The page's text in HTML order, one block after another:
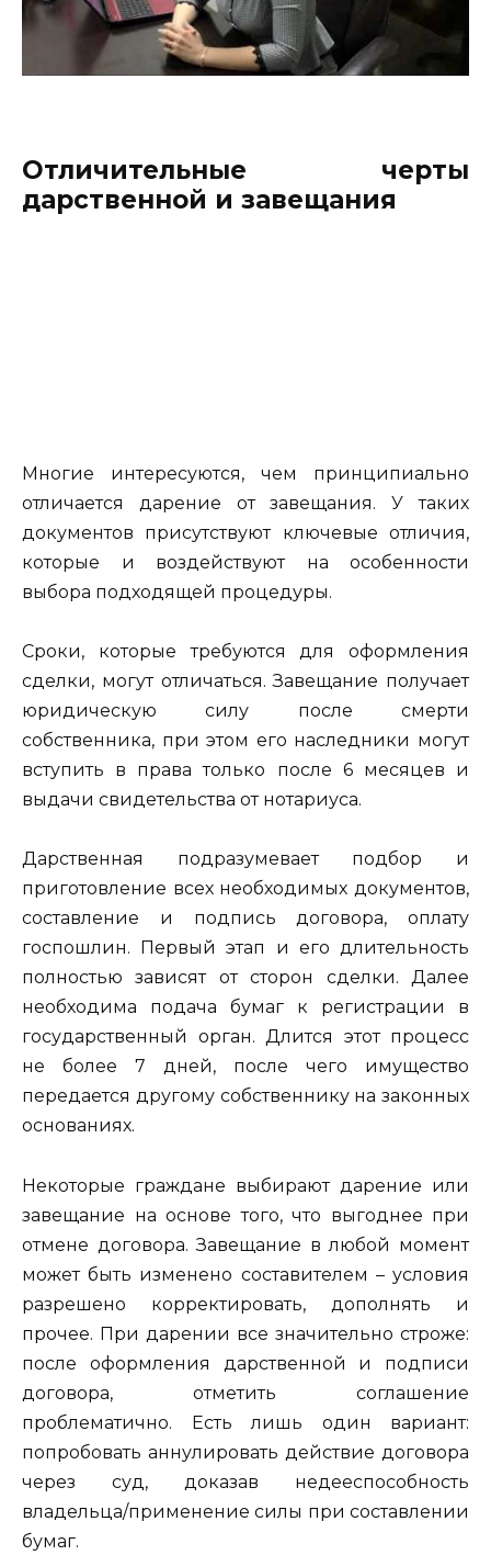
Отличительные черты
дарственной и завещания
Многие интересуются, чем принципиально
отличается дарение от завещания. У таких
документов присутствуют ключевые отличия,
которые и воздействуют на особенности
выбора подходящей процедуры.
Сроки, которые требуются для оформления
сделки, могут отличаться. Завещание получает
юридическую силу после смерти
собственника, при этом его наследники могут
вступить в права только после 6 месяцев и
выдачи свидетельства от нотариуса.
Дарственная подразумевает подбор и
приготовление всех необходимых документов,
составление и подпись договора, оплату
госпошлин. Первый этап и его длительность
полностью зависят от сторон сделки. Далее
необходима подача бумаг к регистрации в
государственный орган. Длится этот процесс
не более 7 дней, после чего имущество
передается другому собственнику на законных
основаниях.
Некоторые граждане выбирают дарение или
завещание на основе того, что выгоднее при
отмене договора. Завещание в любой момент
может быть изменено составителем – условия
разрешено корректировать, дополнять и
прочее. При дарении все значительно строже:
после оформления дарственной и подписи
договора, отметить соглашение
проблематично. Есть лишь один вариант:
попробовать аннулировать действие договора
через суд, доказав недееспособность
владельца/применение силы при составлении
бумаг.